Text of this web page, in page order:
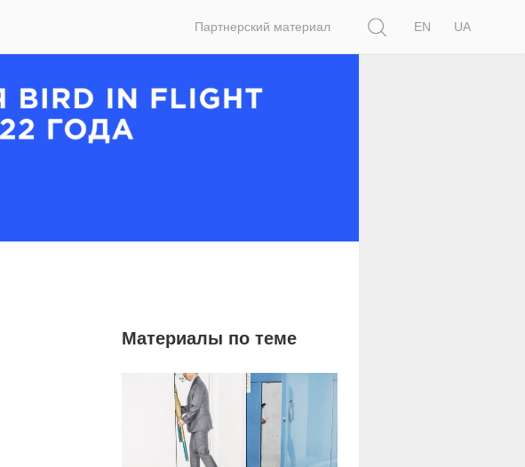
Партнерский материал
EN
UA
Материалы по теме
1 505